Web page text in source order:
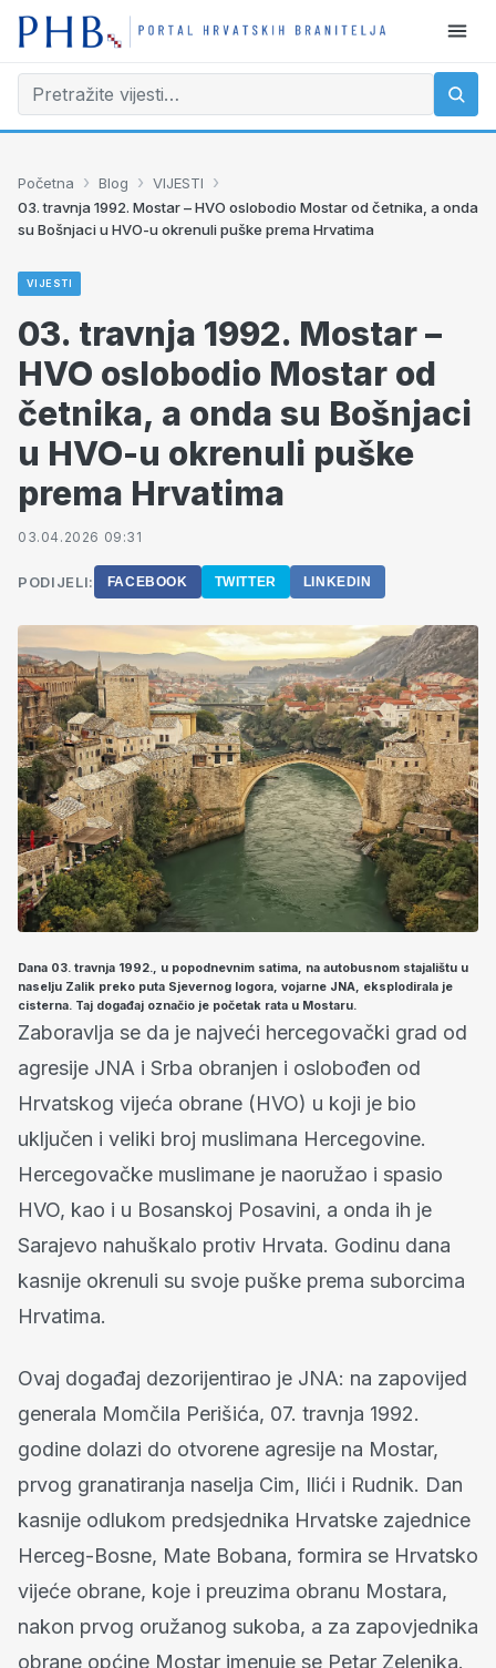
Početna › Blog › VIJESTI ›
03. travnja 1992. Mostar – HVO oslobodio Mostar od četnika, a onda
su Bošnjaci u HVO-u okrenuli puške prema Hrvatima
VIJESTI
03. travnja 1992. Mostar –
HVO oslobodio Mostar od
četnika, a onda su Bošnjaci
u HVO-u okrenuli puške
prema Hrvatima
03.04.2026 09:31
PODIJELI: FACEBOOK TWITTER LINKEDIN
Dana 03. travnja 1992., u popodnevnim satima, na autobusnom stajalištu u
naselju Zalik preko puta Sjevernog logora, vojarne JNA, eksplodirala je
cisterna. Taj događaj označio je početak rata u Mostaru.
Zaboravlja se da je najveći hercegovački grad od
agresije JNA i Srba obranjen i oslobođen od
Hrvatskog vijeća obrane (HVO) u koji je bio
uključen i veliki broj muslimana Hercegovine.
Hercegovačke muslimane je naoružao i spasio
HVO, kao i u Bosanskoj Posavini, a onda ih je
Sarajevo nahuškalo protiv Hrvata. Godinu dana
kasnije okrenuli su svoje puške prema suborcima
Hrvatima.
Ovaj događaj dezorijentirao je JNA: na zapovijed
generala Momčila Perišića, 07. travnja 1992.
godine dolazi do otvorene agresije na Mostar,
prvog granatiranja naselja Cim, Ilići i Rudnik. Dan
kasnije odlukom predsjednika Hrvatske zajednice
Herceg-Bosne, Mate Bobana, formira se Hrvatsko
vijeće obrane, koje i preuzima obranu Mostara,
nakon prvog oružanog sukoba, a za zapovjednika
obrane općine Mostar imenuje se Petar Zelenika.